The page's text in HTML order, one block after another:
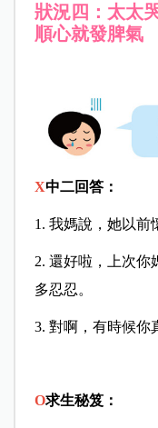
狀況四：太太
順心就發脾氣
X中二回答：
1. 我媽說，她以前
2. 還好啦，上次你
多忍忍。
3. 對啊，有時候你
O求生秘笈：